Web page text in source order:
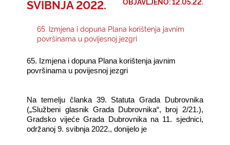
E-USLUGE
SVIBNJA 2022.
65. Izmjena i dopuna Plana korištenja javnim
površinama u povijesnoj jezgri
65. Izmjena i dopuna Plana korištenja javnim
površinama u povijesnoj jezgri
Na temelju članka 39. Statuta Grada Dubrovnika
(„Službeni glasnik Grada Dubrovnika“, broj 2/21.),
Gradsko vijeće Grada Dubrovnika na 11. sjednici,
održanoj 9. svibnja 2022., donijelo je